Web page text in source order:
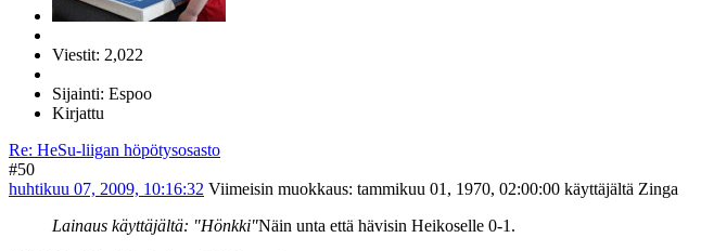
Viestit: 2,022
Sijainti: Espoo
Kirjattu
Re: HeSu-liigan höpötysosasto
#50
huhtikuu 07, 2009, 10:16:32 Viimeisin muokkaus: tammikuu 01, 1970, 02:00:00 käyttäjältä Zinga
Lainaus käyttäjältä: "Hönkki"Näin unta että hävisin Heikoselle 0-1.